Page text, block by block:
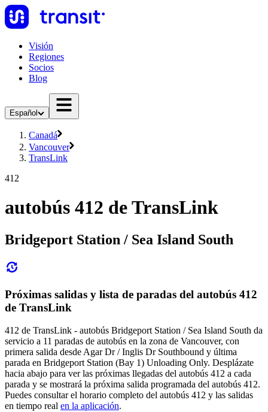
Visión
Regiones
Socios
Blog
Español
Canadá
Vancouver
TransLink
412
autobús 412 de TransLink
Bridgeport Station / Sea Island South
Próximas salidas y lista de paradas del autobús 412
de TransLink
412 de TransLink - autobús Bridgeport Station / Sea Island South da
servicio a 11 paradas de autobús en la zona de Vancouver, con
primera salida desde Agar Dr / Inglis Dr Southbound y última
parada en Bridgeport Station (Bay 1) Unloading Only. Desplázate
hacia abajo para ver las próximas llegadas del autobús 412 a cada
parada y se mostrará la próxima salida programada del autobús 412.
Puedes consultar el horario completo del autobús 412 y las salidas
en tiempo real en la aplicación.